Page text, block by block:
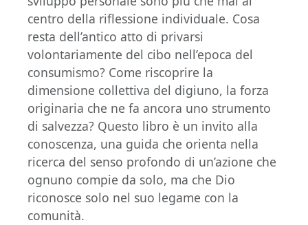
centro della riflessione individuale. Cosa
resta dell’antico atto di privarsi
volontariamente del cibo nell’epoca del
consumismo? Come riscoprire la
dimensione collettiva del digiuno, la forza
originaria che ne fa ancora uno strumento
di salvezza? Questo libro è un invito alla
conoscenza, una guida che orienta nella
ricerca del senso profondo di un’azione che
ognuno compie da solo, ma che Dio
riconosce solo nel suo legame con la
comunità.